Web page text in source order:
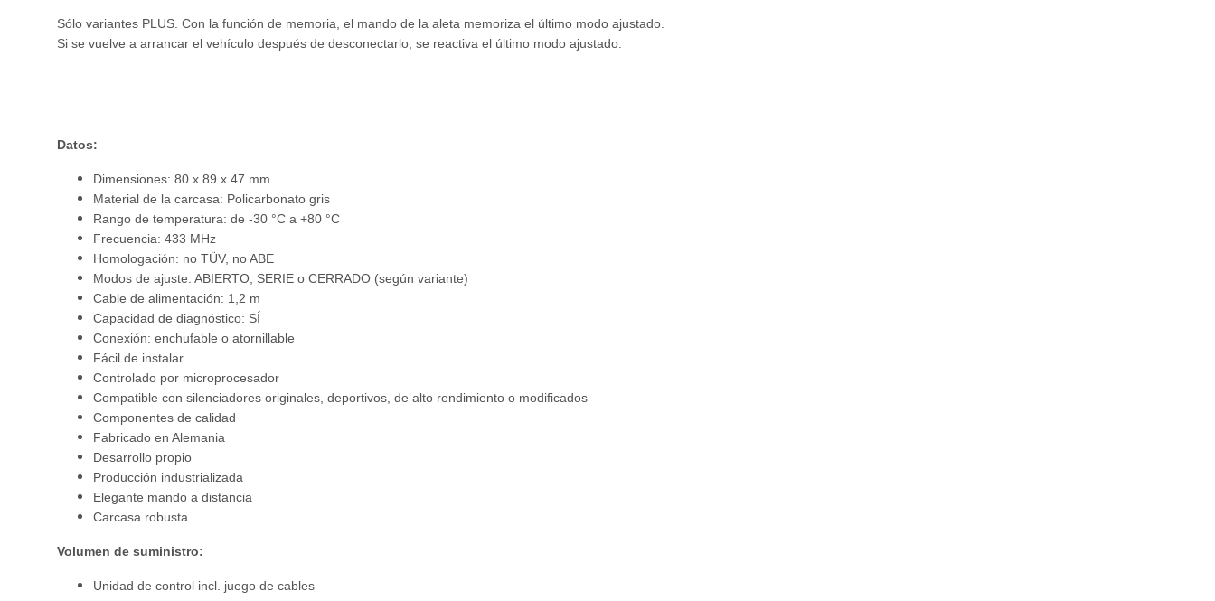
Sólo variantes PLUS. Con la función de memoria, el mando de la aleta memoriza el último modo ajustado.
Si se vuelve a arrancar el vehículo después de desconectarlo, se reactiva el último modo ajustado.
Datos:
Dimensiones: 80 x 89 x 47 mm
Material de la carcasa: Policarbonato gris
Rango de temperatura: de -30 °C a +80 °C
Frecuencia: 433 MHz
Homologación: no TÜV, no ABE
Modos de ajuste: ABIERTO, SERIE o CERRADO (según variante)
Cable de alimentación: 1,2 m
Capacidad de diagnóstico: SÍ
Conexión: enchufable o atornillable
Fácil de instalar
Controlado por microprocesador
Compatible con silenciadores originales, deportivos, de alto rendimiento o modificados
Componentes de calidad
Fabricado en Alemania
Desarrollo propio
Producción industrializada
Elegante mando a distancia
Carcasa robusta
Volumen de suministro:
Unidad de control incl. juego de cables